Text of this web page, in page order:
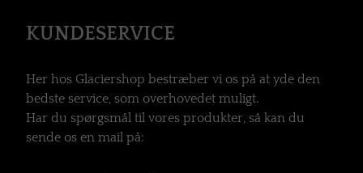
KUNDESERVICE
Her hos Glaciershop bestræber vi os på at yde den
bedste service, som overhovedet muligt.
Har du spørgsmål til vores produkter, så kan du
sende os en mail på: